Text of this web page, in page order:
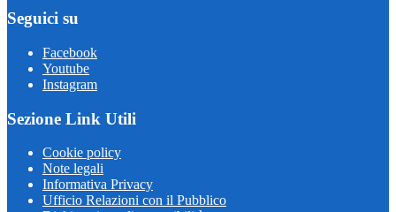
Seguici su
Facebook
Youtube
Instagram
Sezione Link Utili
Cookie policy
Note legali
Informativa Privacy
Ufficio Relazioni con il Pubblico